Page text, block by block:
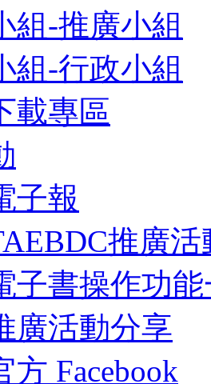
組-推廣小組
組-行政小組
載專區
子報
推廣活
子書操作功
廣活動分享
方 Facebook